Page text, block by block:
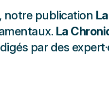
notre publication
La
par des